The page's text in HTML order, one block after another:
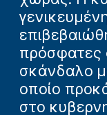
πρόσφατες
σκάνδαλο
οποίο
στο